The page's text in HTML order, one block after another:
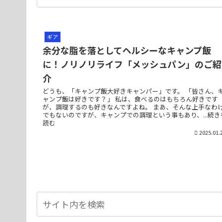
ギア
余分な脂を落としてヘルシーなキャンプ飯
に！ノリノリライフ「メッシュパン」のご紹
介
どうも、「キャンプ飯大好きキャンパー」です。 「皆さん、
ャンプ飯は好きです？」 私は、食べるのはもちろん好きです
が、調理するのも好きなんですよね。 まあ、そんな上手なわ
でもないのですが、キャンプでの調理という事もあり、...続き
読む